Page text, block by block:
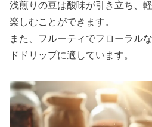
浅煎りの豆は酸味が引き立ち、
楽しむことができます。
また、フルーティでフローラル
ドドリップに適しています。